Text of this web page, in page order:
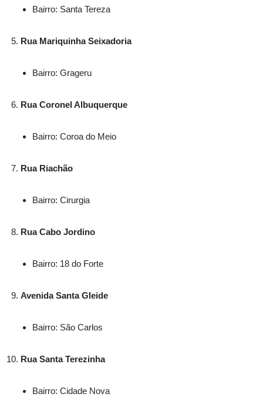
Bairro: Santa Tereza
Rua Mariquinha Seixadoria
Bairro: Grageru
Rua Coronel Albuquerque
Bairro: Coroa do Meio
Rua Riachão
Bairro: Cirurgia
Rua Cabo Jordino
Bairro: 18 do Forte
Avenida Santa Gleide
Bairro: São Carlos
Rua Santa Terezinha
Bairro: Cidade Nova